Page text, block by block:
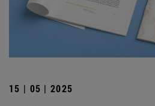
15 | 05 | 2025